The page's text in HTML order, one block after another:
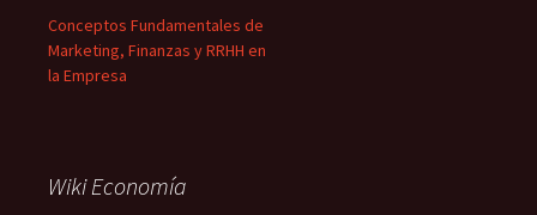
Conceptos Fundamentales de
Marketing, Finanzas y RRHH en
la Empresa
Wiki Economía